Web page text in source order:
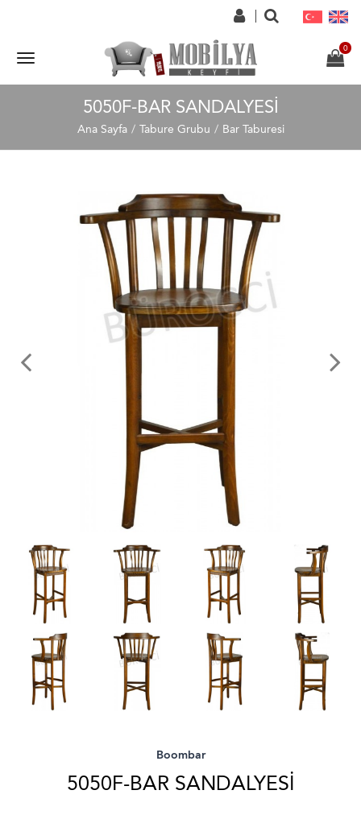
5050F-BAR SANDALYESI
Ana Sayfa Tabure Grubu Bar Taburesi
Boombar
5050F-BAR SANDALYESI